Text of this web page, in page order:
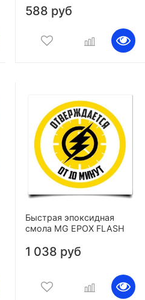
588 руб
Быстрая эпоксидная
смола MG EPOX FLASH
1 038 руб